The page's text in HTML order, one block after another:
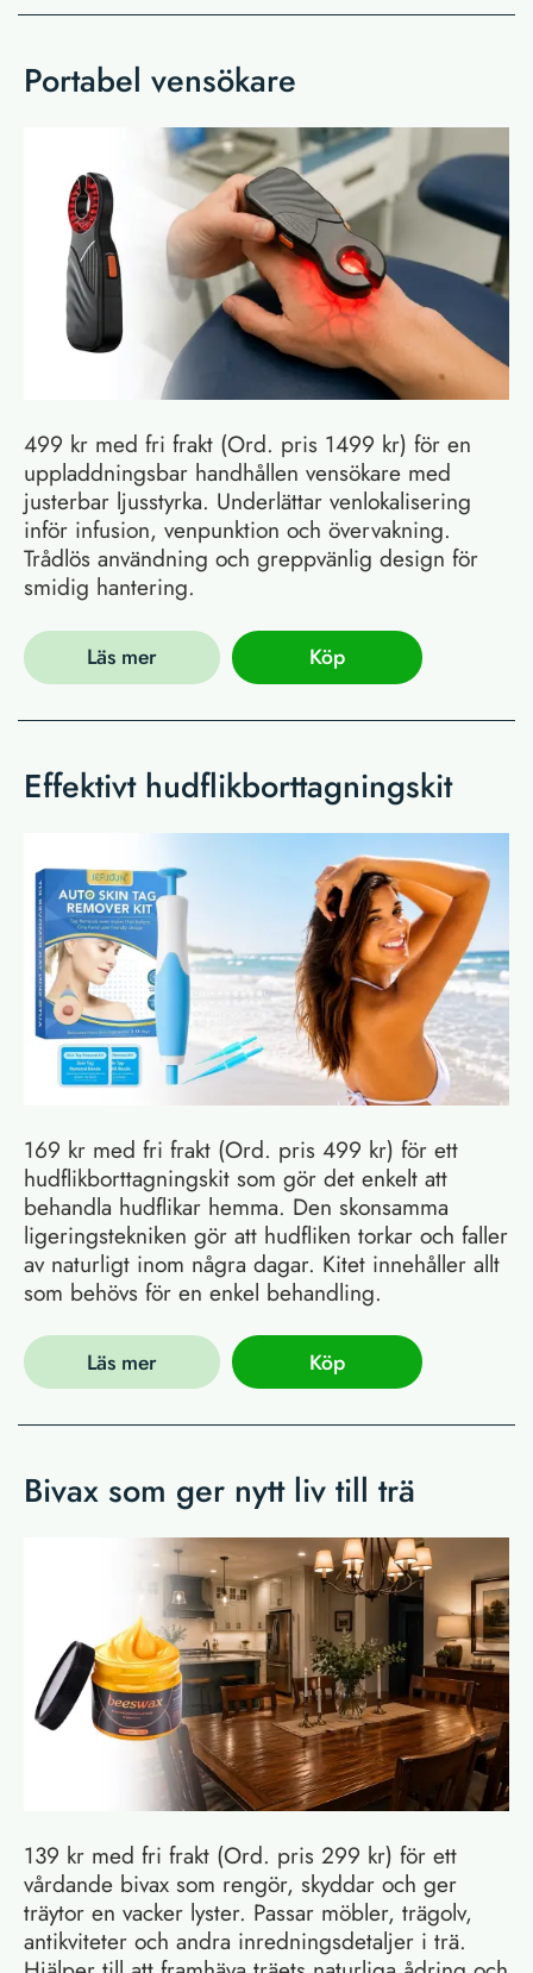
Portabel vensökare
499 kr med fri frakt (Ord. pris 1499 kr) för en
uppladdningsbar handhållen vensökare med
justerbar ljusstyrka. Underlättar venlokalisering
inför infusion, venpunktion och övervakning.
Trådlös användning och greppvänlig design för
smidig hantering.
Läs mer Köp
Effektivt hudflikborttagningskit
169 kr med fri frakt (Ord. pris 499 kr) för ett
hudflikborttagningskit som gör det enkelt att
behandla hudflikar hemma. Den skonsamma
ligeringstekniken gör att hudfliken torkar och faller
av naturligt inom några dagar. Kitet innehåller allt
som behövs för en enkel behandling.
Läs mer Köp
Bivax som ger nytt liv till trä
139 kr med fri frakt (Ord. pris 299 kr) för ett
vårdande bivax som rengör, skyddar och ger
träytor en vacker lyster. Passar möbler, trägolv,
antikviteter och andra inredningsdetaljer i trä.